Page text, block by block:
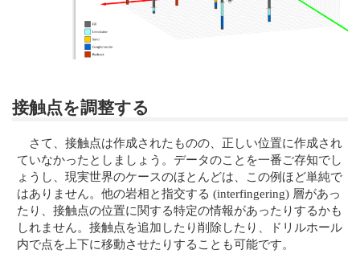
接触点を調整する
さて、接触点は作成されたものの、正しい位置に作成され
ていなかったとしましょう。データのことを一番ご存知でし
ょうし、現実世界のケースのほとんどは、この例ほど単純で
はありません。他の岩相と指交する (interfingering) 層があっ
たり、接触点の位置に関する特定の情報があったりするかも
しれません。接触点を追加したり削除したり、ドリルホール
内で点を上下に移動させたりすることも可能です。